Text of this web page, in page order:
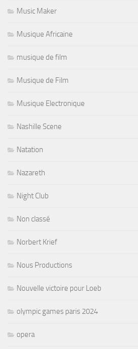
Music Maker
Musique Africaine
musique de film
Musique de Film
Musique Electronique
Nashille Scene
Natation
Nazareth
Night Club
Non classé
Norbert Krief
Nous Productions
Nouvelle victoire pour Loeb
olympic games paris 2024
opera